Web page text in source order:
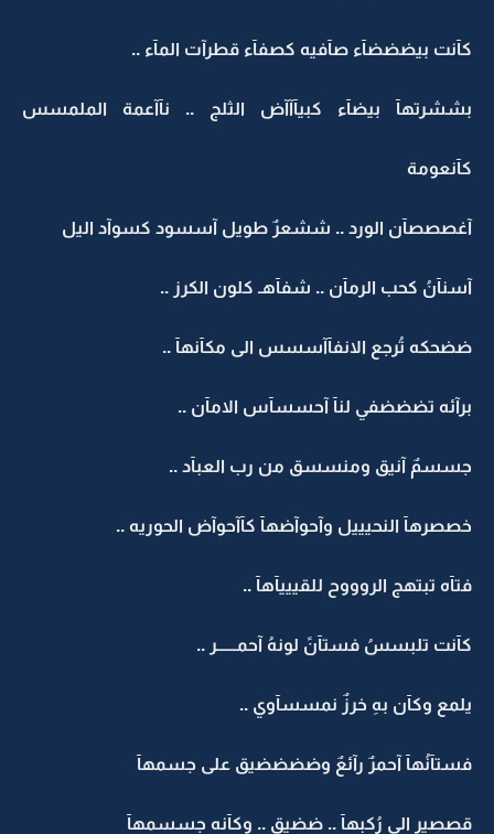
كآنت بيضضضآء صآفيه كصفآء قطرآت المآء ..
بششرتهآ بيضآء كبيآآآض الثلج .. نآآعمة الملمسس
كآنعومة
آغصصصآن الورد .. ششعرٌ طويل آسسود كسوآد اليل
آسنآنُ كحب الرمآن .. شفآهـ كلون الكرز ..
ضضحكه تُرجع الانفآآسسس الى مكآنهآ ..
برآئه تضضضفي لنآ آحسسآس الامآن ..
جسسمٌ آنيق ومنسسق من رب العبآد ..
خصصرهآ النحيييل وآحوآضهآ كآآحوآض الحوريه ..
فتآه تبتهج الروووح للقيييآهآ ..
كآنت تلبسسُ فستآنً لونهُ آحمــــــر ..
يلمع وكآن بهِ خرزٌ نمسسآوي ..
فستآنُهآ آحمرٌ رآئعٌ وضضضضيق على جسمهآ
قصصير الى رُكبهآ .. ضضيق .. وكآنه جسسمهآ